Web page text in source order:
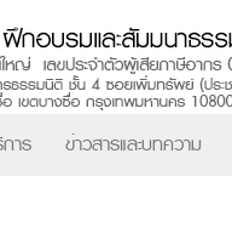
าร ข่าวสารและบทความ